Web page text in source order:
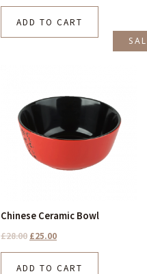
ADD TO CART
Chinese Ceramic Bowl
£28.00 £25.00
ADD TO CART